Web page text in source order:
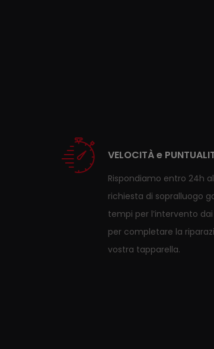
VELOCITÀ e
Rispondiamo entro 24h
richiesta di sopralluogo
tempi per l’intervento
per completare la
vostra tapparella.